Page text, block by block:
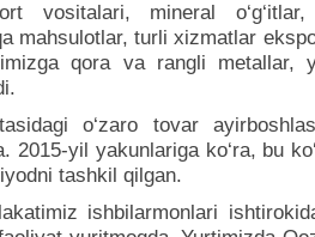
vositalari, mineral
mahsulotlar, turli xizmatlar
qora va rangli metallar,
o‘zaro tovar
2015-yil yakunlariga ko‘ra, bu
tashkil qilgan.
ishbilarmonlari